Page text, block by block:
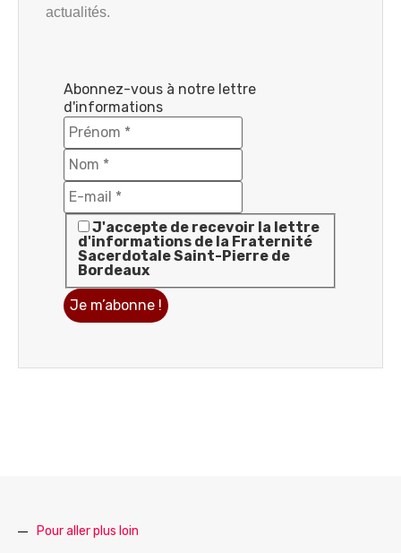
actualités.
Abonnez-vous à notre lettre
d'informations
J'accepte de recevoir la lettre
d'informations de la Fraternité
Sacerdotale Saint-Pierre de
Bordeaux
Pour aller plus loin